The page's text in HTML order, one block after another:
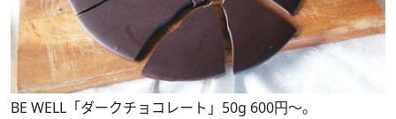
BE WELL「ダークチョコレート」50g 600円～。